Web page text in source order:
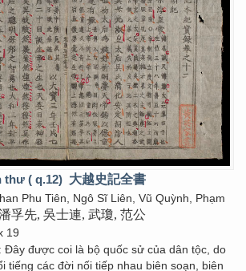
thư ( q.12) 大越史記全書
Phu Tiên, Ngô Sĩ Liên, Vũ Quỳnh, Phạm
孚先, 吳士連, 武瓊, 范公
19
: Đây được coi là bộ quốc sử của dân tộc, do
tiếng các đời nối tiếp nhau biên soạn, biên